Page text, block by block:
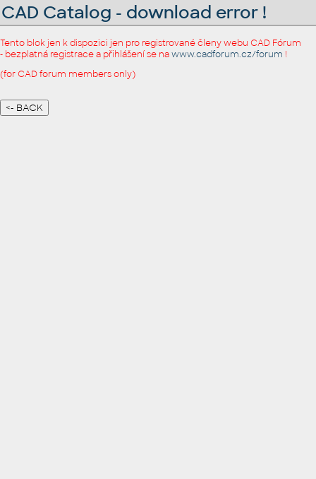
CAD Catalog - download error !
Tento blok jen k dispozici jen pro registrované členy webu CAD Fórum
- bezplatná registrace a přihlášení se nawww.cadforum.cz/forum !
(for CAD forum members only)